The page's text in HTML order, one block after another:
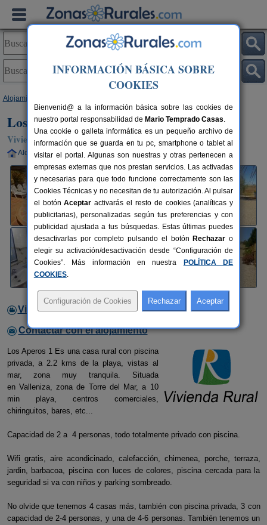
Alojamientos
Los Aperos 1
Vivienda turística en Torre del Mar (Málaga)
Alquiler completo 2-4 plazas 20 km de Málaga
Video
Contactar con el alojamiento
Los Aperos 1 Es una casa rural con piscina
privada, a 2.2 kms de la playa, vistas al
mar, zona muy tranquila. Situada
en Valleniza, zona de Torre del Mar, a 10
min playa, centros comerciales,
chiringuitos, bares, etc...
Capacidad de 2 a 4 personas, todo totalmente privado con piscina.
Wifi gratis, aire acondicinado, calefacción, chimenea, porche, terraza,
jardin, barbacoa, piscina con luces de colores, piscina cercada para la
seguridad si va con niños y parking sombreado.
No olvide que tenemos 4 casas más, también con piscina privada, 3 con
capacidad de 2-4 personas, y una de 4-6 personas. También tenemos un
INFORMACIÓN BÁSICA SOBRE
COOKIES
Bienvenid@ a la información básica sobre las cookies de
nuestro portal responsabilidad de Mario Temprado Casas.
Una cookie o galleta informática es un pequeño archivo de
información que se guarda en tu pc, smartphone o tablet al
visitar el portal. Algunas son nuestras y otras pertenecen a
empresas externas que nos prestan servicios. Las activadas
y necesarias para que todo funcione correctamente son las
Cookies Técnicas y no necesitan de tu autorización. Al pulsar
el botónAceptar activarás el resto de cookies (analíticas y
publicitarias), personalizadas según tus preferencias y con
publicidad ajustada a tus búsquedas. Estas últimas puedes
desactivarlas por completo pulsando el botón Rechazar o
elegir su activación/desactivación desde “Configuración de
Cookies”. Más información en nuestra
POLÍTICA DE
COOKIES.